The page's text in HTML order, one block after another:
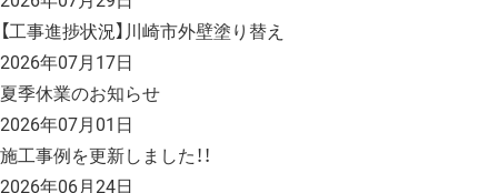
【工事進捗状況】川崎市外壁塗り替え
2026年07月17日
夏季休業のお知らせ
2026年07月01日
施工事例を更新しました！！
2026年06月24日